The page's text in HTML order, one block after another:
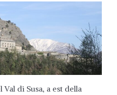
di Susa, a est della